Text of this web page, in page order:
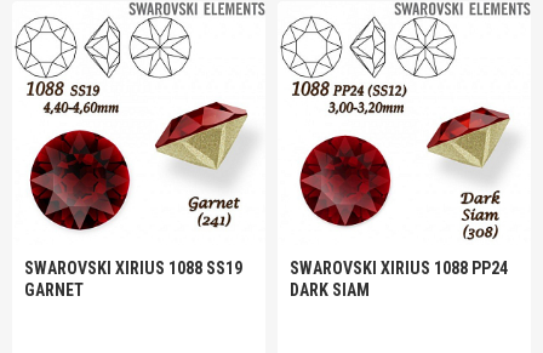
SWAROVSKI XIRIUS 1088 SS19
GARNET
SWAROVSKI XIRIUS 1088 PP24
DARK SIAM